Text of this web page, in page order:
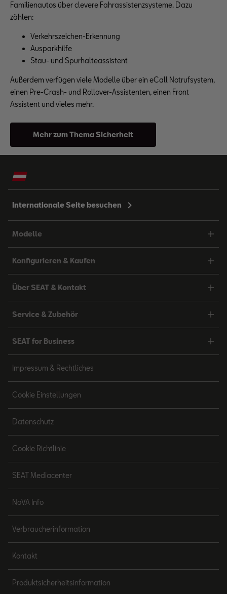
Familienautos über clevere Fahrassistenzsysteme. Dazu
zählen:
Verkehrszeichen-Erkennung
Ausparkhilfe
Stau- und Spurhalteassistent
Außerdem verfügen viele Modelle über ein eCall Notrufsystem,
einen Pre-Crash- und Rollover-Assistenten, einen Front
Assistent und vieles mehr.
Mehr zum Thema Sicherheit
Internationale Seite besuchen
Modelle
Konfigurieren & Kaufen
Über SEAT & Kontakt
Service & Zubehör
SEAT for Business
Impressum & Rechtliches
Cookie Einstellungen
Datenschutz
Cookie Richtlinie
SEAT Mediacenter
NoVA Info
Verbraucherinformation
Kontakt
Produktsicherheitsinformation